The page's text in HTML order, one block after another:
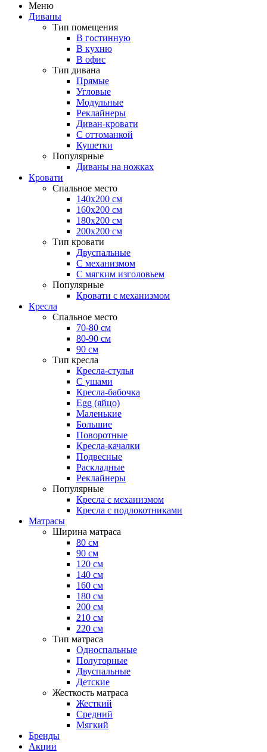
Меню
Диваны
Тип помещения
В гостинную
В кухню
В офис
Тип дивана
Прямые
Угловые
Модульные
Реклайнеры
Диван-кровати
С оттоманкой
Кушетки
Популярные
Диваны на ножках
Кровати
Спальное место
140х200 см
160х200 см
180х200 см
200х200 см
Тип кровати
Двуспальные
С механизмом
С мягким изголовьем
Популярные
Кровати с механизмом
Кресла
Спальное место
70-80 см
80-90 см
90 см
Тип кресла
Кресла-стулья
С ушами
Кресла-бабочка
Egg (яйцо)
Маленькие
Большие
Поворотные
Кресла-качалки
Подвесные
Раскладные
Реклайнеры
Популярные
Кресла с механизмом
Кресла с подлокотниками
Матрасы
Ширина матраса
80 см
90 см
120 см
140 см
160 см
180 см
200 см
210 см
220 см
Тип матраса
Односпальные
Полуторные
Двуспальные
Детские
Жесткость матраса
Жесткий
Средний
Мягкий
Бренды
Акции